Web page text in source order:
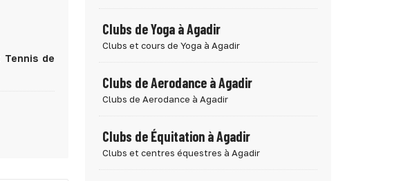
Tennis de
Clubs de Yoga à Agadir
Clubs et cours de Yoga à Agadir
Clubs de Aerodance à Agadir
Clubs de Aerodance à Agadir
Clubs de Équitation à Agadir
Clubs et centres équestres à Agadir